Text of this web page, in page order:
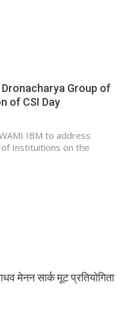
Group of
of CSI Day
IBM to address
Instituitions on the
मेनन सार्क मूट प्रतियोगिता